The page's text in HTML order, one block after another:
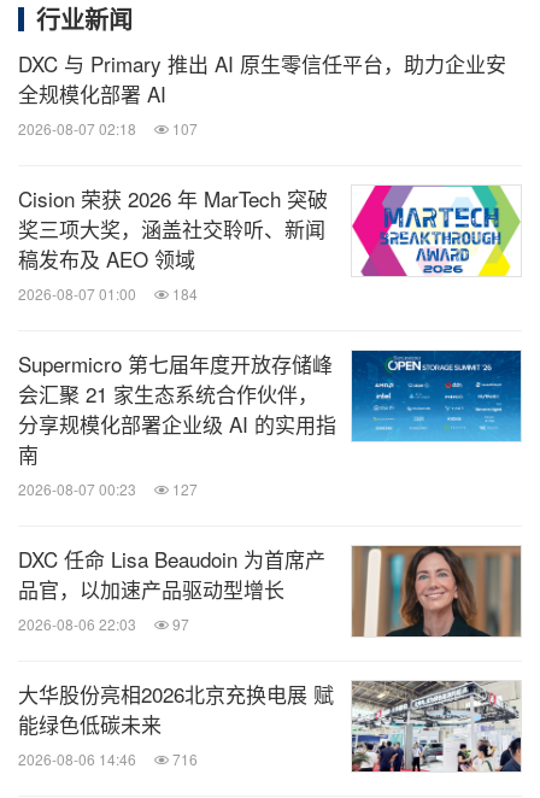
集团大优酷事业群品牌营销及媒介总经理张薇，
汽车战略发展总监沈政君，上海张江文化控股有限公
司董事长韩露，靖亚资本创始合伙
观点。讨论中，嘉宾从各自所在的领域和角度，探讨
了行业和企业应该如何利用自身能力和资源赋能生
态。
特赞的数据智能战略升级和数据智能产品发布正顺应
够通过海量创意方资源，为企业提供大规模多样化的
设计创意营销服务，帮助企业实现指数级增长；另一
方面，特赞的数据智能解决方案能够帮助企业智能化
管理创意服务商及创意素材，赋能企业智慧决策，实
迄今为止，超过8000家大型企业和社会组织已经接入
特赞的数据智能，包括：联合利华、星巴克、阿里巴
巴、平安集团、蚂蚁金服、雀巢、霍尼韦尔、优酷、
优信、Vivo 和奥迪等，来自企业、资本、社会组织、
高校等领域的代表也现场见证了企业在供给侧新的技
行业新闻
DXC 与 Primary 推出 AI 原生零信任平台，助力企业安
全规模化部署 AI
2026-08-07 02:18 107
Cision 荣获 2026 年 MarTech 突破
奖三项大奖，涵盖社交聆听、新闻
稿发布及 AEO 领域
2026-08-07 01:00 184
Supermicro 第七届年度开放存储峰
会汇聚 21 家生态系统合作伙伴，
分享规模化部署企业级 AI 的实用指
南
2026-08-07 00:23 127
DXC 任命 Lisa Beaudoin 为首席产
品官，以加速产品驱动型增长
2026-08-06 22:03 97
大华股份亮相2026北京充换电展 赋
能绿色低碳未来
2026-08-06 14:46 716